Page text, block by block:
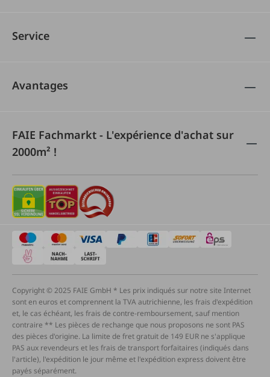
Service
Avantages
FAIE Fachmarkt - L'expérience d'achat sur
2000m² !
Copyright © 2025 FAIE GmbH * Les prix indiqués sur notre site Internet
sont en euros et comprennent la TVA autrichienne, les frais d'expédition
et, le cas échéant, les frais de contre-remboursement, sauf mention
contraire ** Les pièces de rechange que nous proposons ne sont PAS
des pièces d'origine. La limite de fret gratuit de 149 EUR ne s'applique
PAS aux revendeurs et les frais de transport forfaitaires (indiqués dans
l'article), l'expédition le jour même et l'expédition express doivent être
payés séparément.